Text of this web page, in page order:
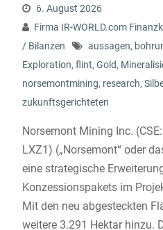
6. August 2026
Firma IR-WORLD.com
/ Bilanzen
aussagen,
Exploration, flint, Gold,
norsemontmining, research,
zukunftsgerichteten
Norsemont Mining Inc. (CSE:
LXZ1) („Norsemont“ oder
eine strategische
Konzessionspakets im
Mit den neu abgesteckten
weitere 3.291 Hektar hinzu.